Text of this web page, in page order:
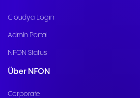
Cloudya Login
Admin Portal
NFON Status
Über NFON
Corporate